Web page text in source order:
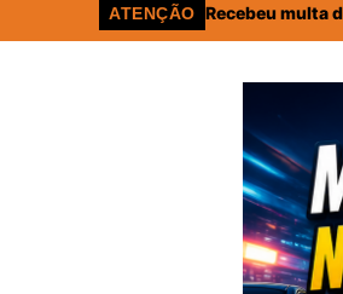
ATENÇÃO Recebeu multa